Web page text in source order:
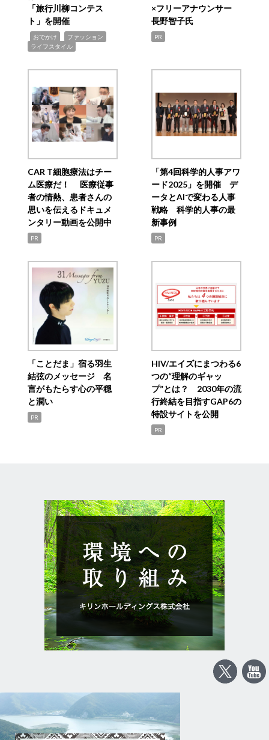
「旅行川柳コンテス
ト」を開催
おでかけ ファッション
ライフスタイル
×フリーアナウンサー
長野智子氏
PR
CAR T細胞療法はチー
ム医療だ！ 医療従事
者の情熱、患者さんの
思いを伝えるドキュメ
ンタリー動画を公開中
PR
「第4回科学的人事アワ
ード2025」を開催 デ
ータとAIで変わる人事
戦略 科学的人事の最
新事例
PR
「ことだま」宿る羽生
結弦のメッセージ 名
言がもたらす心の平穏
と潤い
PR
HIV/エイズにまつわる6
つの“理解のギャッ
プ”とは？ 2030年の流
行終結を目指すGAP6の
特設サイトを公開
PR